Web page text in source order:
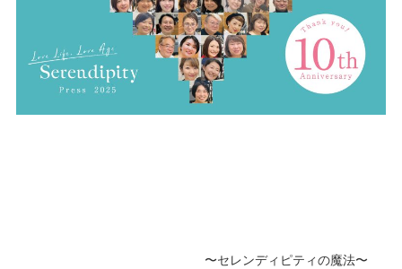
〜セレンディピティの魔法〜